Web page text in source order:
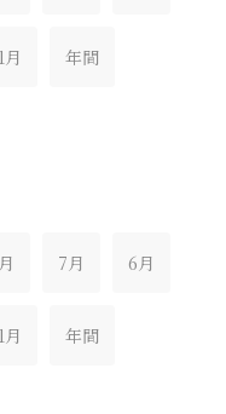
1月 年間
7月 6月
1月 年間